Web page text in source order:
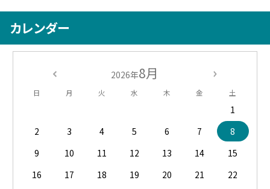
カレンダー
2026年8月
日 月 火 水 木 金 土
1
2
3 4 5 6 7
8
9
10 11 12 13 14
15
16
17 18 19 20 21
22